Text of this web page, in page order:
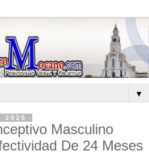
▼
Masculino
De 24 Meses